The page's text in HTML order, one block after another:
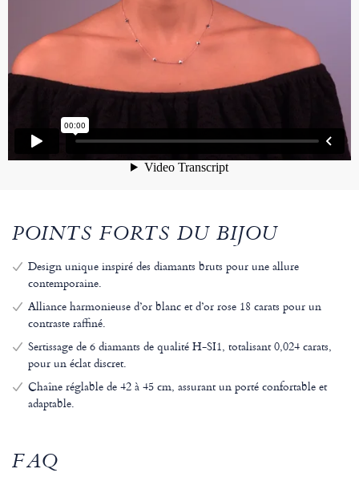
POINTS FORTS DU BIJOU
Design unique inspiré des diamants bruts pour une allure
contemporaine.
Alliance harmonieuse d’or blanc et d’or rose 18 carats pour un
contraste raffiné.
Sertissage de 6 diamants de qualité H-SI1, totalisant 0,024 carats,
pour un éclat discret.
Chaîne réglable de 42 à 45 cm, assurant un porté confortable et
adaptable.
FAQ